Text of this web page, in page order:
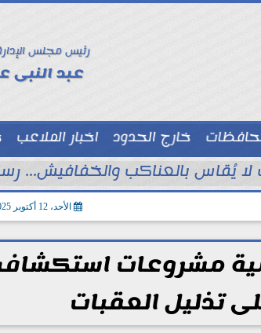
رئيس مجلس
عبد النبى
خارج الحدود اخبار الملاعب
توك شو
بالعناكب والخفافيش...
الأحد، 12 أكتوبر 2025
مشروعات استكشاف
تذليل العقبات